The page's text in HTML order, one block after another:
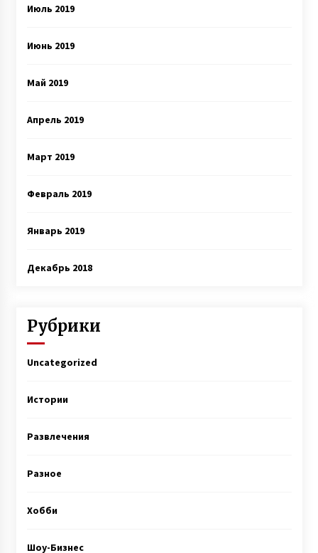
Июль 2019
Июнь 2019
Май 2019
Апрель 2019
Март 2019
Февраль 2019
Январь 2019
Декабрь 2018
Рубрики
Uncategorized
Истории
Развлечения
Разное
Хобби
Шоу-Бизнес